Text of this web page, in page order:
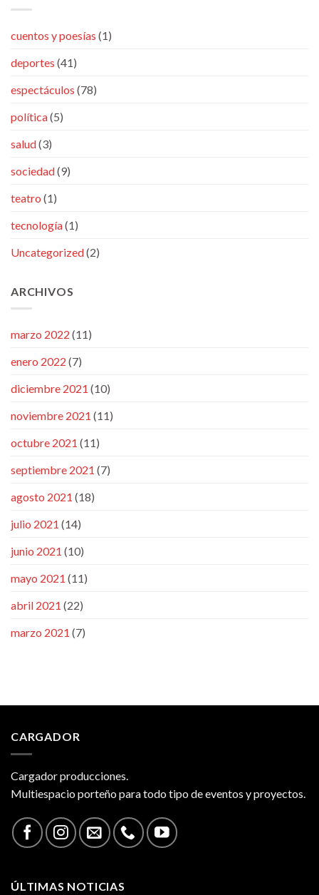
cuentos y poesías (1)
deportes (41)
espectáculos (78)
política(5)
salud(3)
sociedad(9)
teatro (1)
tecnología(1)
Uncategorized(2)
ARCHIVOS
marzo 2022 (11)
enero 2022 (7)
diciembre 2021 (10)
noviembre 2021 (11)
octubre 2021 (11)
septiembre 2021 (7)
agosto 2021 (18)
julio 2021 (14)
junio 2021 (10)
mayo 2021 (11)
abril 2021 (22)
marzo 2021 (7)
CARGADOR
Cargador producciones.
Multiespacio porteño para todo tipo de eventos y proyectos.
ÚLTIMAS NOTICIAS